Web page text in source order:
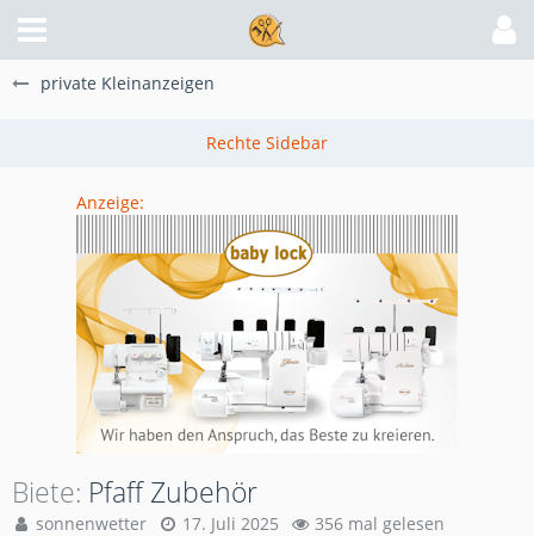
private Kleinanzeigen
Anzeige:
Biete Pfaff Zubehör
sonnenwetter 17. Juli 2025 356 mal gelesen